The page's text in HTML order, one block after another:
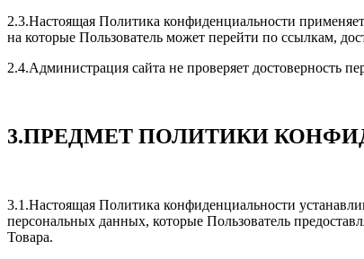
2.3.Настоящая Политика конфиденциальности
на которые Пользователь может перейти по ссылкам,
2.4.Администрация сайта не проверяет достоверность
3.ПРЕДМЕТ ПОЛИТИКИ
3.1.Настоящая Политика конфиденциальности
персональных данных, которые Пользователь
Товара.